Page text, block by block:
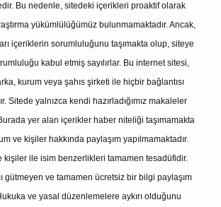
Bu nedenle, sitedeki içerikleri proaktif olarak
yükümlülüğümüz bulunmamaktadır. Ancak,
içeriklerin sorumluluğunu taşımakta olup, siteye
kabul etmiş sayılırlar. Bu internet sitesi,
kurum veya şahıs şirketi ile hiçbir bağlantısı
Sitede yalnızca kendi hazırladığımız makaleler
yer alan içerikler haber niteliği taşımamakta
ve kişiler hakkında paylaşım yapılmamaktadır.
kişiler ile isim benzerlikleri tamamen tesadüfidir.
gütmeyen ve tamamen ücretsiz bir bilgi paylaşım
ve yasal düzenlemelere aykırı olduğunu